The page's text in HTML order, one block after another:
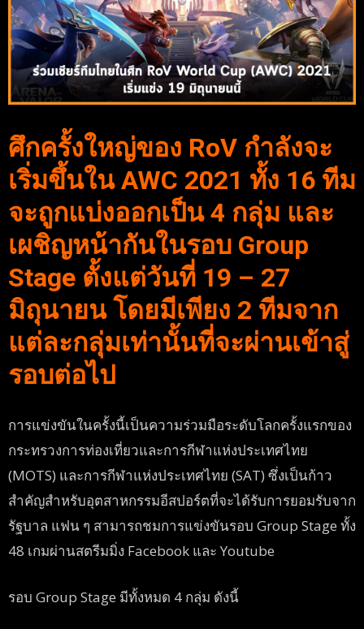
ศึกครั้งใหญ่ของ RoV กำลังจะ
เริ่มขึ้นใน AWC 2021 ทั้ง 16 ทีม
จะถูกแบ่งออกเป็น 4 กลุ่ม และ
เผชิญหน้ากันในรอบ Group
Stage ตั้งแต่วันที่ 19 – 27
มิถุนายน โดยมีเพียง 2 ทีมจาก
แต่ละกลุ่มเท่านั้นที่จะผ่านเข้าสู่
รอบต่อไป
การแข่งขันในครั้งนี้เป็นความร่วมมือระดับโลกครั้งแรกของ
กระทรวงการท่องเที่ยวและการกีฬาแห่งประเทศไทย
(MOTS) และการกีฬาแห่งประเทศไทย (SAT) ซึ่งเป็นก้าว
สำคัญสำหรับอุตสาหกรรมอีสปอร์ตที่จะได้รับการยอมรับจาก
รัฐบาล แฟน ๆ สามารถชมการแข่งขันรอบ Group Stage ทั้ง
48 เกมผ่านสตรีมมิ่ง Facebook และ Youtube
รอบ Group Stage มีทั้งหมด 4 กลุ่ม ดังนี้